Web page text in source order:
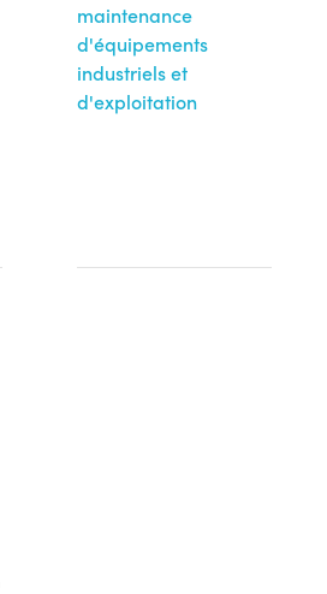
maintenance
d'équipements
industriels et
d'exploitation